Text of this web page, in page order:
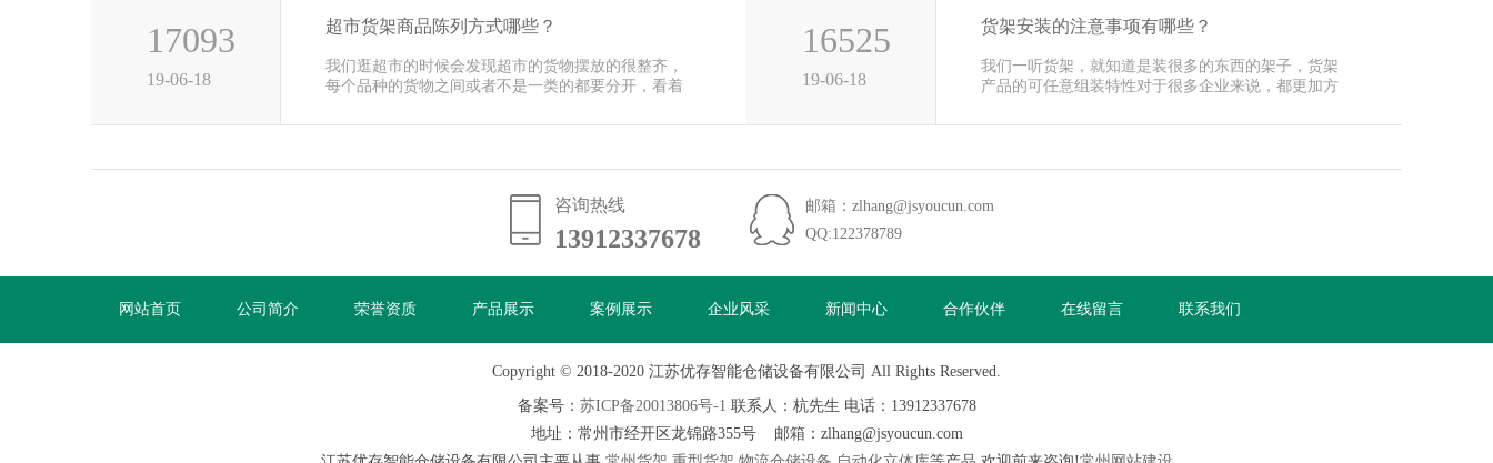
17093
19-06-18
超市货架商品陈列方式哪些？
我们逛超市的时候会发现超市的货物摆放的很整齐，
每个品种的货物之间或者不是一类的都要分开，看着
16525
19-06-18
货架安装的注意事项有哪些？
我们一听货架，就知道是装很多的东西的架子，货架
产品的可任意组装特性对于很多企业来说，都更加方
咨询热线
13912337678
13912337678
邮箱：zlhang@jsyoucun.com
QQ:122378789
网站首页 公司简介 荣誉资质 产品展示 案例展示 企业风采 新闻中心 合作伙伴 在线留言 联系我们
Copyright © 2018-2020 江苏优存智能仓储设备有限公司 All Rights Reserved.
备案号： 苏ICP备20013806号-1 联系人：杭先生 电话：13912337678
地址：常州市经开区龙锦路355号 邮箱：zlhang@jsyoucun.com